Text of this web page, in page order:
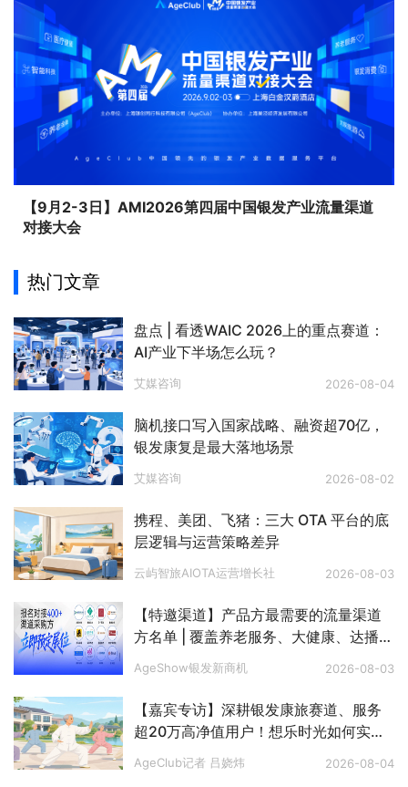
【9月2-3日】AMI2026第四届中国银发产业流量渠道
对接大会
热门文章
盘点 | 看透WAIC 2026上的重点赛道：
AI产业下半场怎么玩？
艾媒咨询 2026-08-04
脑机接口写入国家战略、融资超70亿，
银发康复是最大落地场景
艾媒咨询 2026-08-02
携程、美团、飞猪：三大 OTA 平台的底
层逻辑与运营策略差异
云屿智旅AIOTA运营增长社 2026-08-03
【特邀渠道】产品方最需要的流量渠道
方名单 | 覆盖养老服务、大健康、达播、
私域、电视购物、文娱旅游、银发零
售、银发出海等八大赛道
AgeShow银发新商机 2026-08-03
【嘉宾专访】深耕银发康旅赛道、服务
超20万高净值用户！想乐时光如何实现
长效稳定客流？
AgeClub记者 吕娆炜 2026-08-04